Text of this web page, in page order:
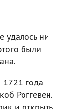
удалось ни
были
года
Роггевен.